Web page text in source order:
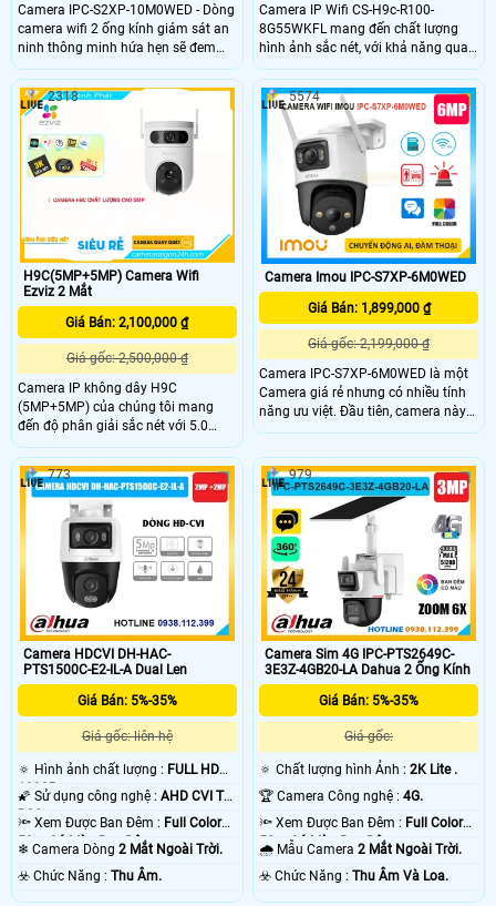
Camera IPC-S2XP-10M0WED - Dòng
camera wifi 2 ống kính giám sát an
ninh thông minh hứa hẹn sẽ đem
đến cho bạn có được trải nghiệm
thật tuyệt vời. Giúp ghi lại hình ảnh
sắc nét với độ phân giải lên đến
10MP, ngoài ra còn được tích hợp
các chức năng công nghệ hỗ trợ cho
việc giám sát đảm bảo an toàn một
cách hiệu quả nhất
Camera IP Wifi CS-H9c-R100-
8G55WKFL mang đến chất lượng
hình ảnh sắc nét, với khả năng quan
sát ban đêm full color tới 30m,
giống như ban ngày.Sử dụng công
nghệ IP Wifi, không ảnh hưởng đến
chất lượng hình ảnh. Trang bị cân
bằng ánh sáng BLC, giúp cho hình
ảnh luôn sáng rõ dù ở bất kỳ điều
kiện ánh sáng nào
H9C(5MP+5MP) Camera Wifi
Ezviz 2 Mắt
Giá Bán: 2,100,000 ₫
Giá gốc: 2,500,000 ₫
Camera IP không dây H9C
(5MP+5MP) của chúng tôi mang
đến độ phân giải sắc nét với 5.0
megapixel và chất lượng hình ảnh
Ultra 4k lite, phù hợp cho các công
trình. Đặc biệt, thiết bị này được
trang bị công nghệ Chống Ngược
Sáng DWDR giúp tăng cường độ rõ
cho hình ảnh, cho dù được lắp đặt ở
bất kỳ đâu
2318
Camera Imou IPC-S7XP-6M0WED
Giá Bán: 1,899,000 ₫
Giá gốc: 2,199,000 ₫
Camera IPC-S7XP-6M0WED là một
Camera giá rẻ nhưng có nhiều tính
năng ưu việt. Đầu tiên, camera này
có khả năng thu âm và phát lại âm
này cho phép bạn không chỉ xem
hình ảnh mà còn nghe âm thanh rõ
ràng
5574
Camera HDCVI DH-HAC-
PTS1500C-E2-IL-A Dual Len
Giá Bán: 5%-35%
Giá gốc: liên hệ
🔅 Hình ảnh chất lượng : FULL HD
1080P .
🌠 Sử dụng công nghệ : AHD CVI TVI
BCS.
🔦 Xem Được Ban Đêm : Full Color
50m Có Màu Ban Ðêm.
❄ Camera Dòng 2 Mắt Ngoài Trời.
️☣️ Chức Năng : Thu Âm.
773
Camera Sim 4G IPC-PTS2649C-
3E3Z-4GB20-LA Dahua 2 Ống Kính
Giá Bán: 5%-35%
Giá gốc:
🔅 Chất lượng hình Ảnh :2K Lite .
🏆 Camera Công nghệ :4G.
🔦 Xem Được Ban Đêm : Full Color
50m Có Màu Ban Ðêm.
🌧️ Mẫu Camera2 Mắt Ngoài Trời.
️☣️ Chức Năng :Thu Âm Và Loa.
979